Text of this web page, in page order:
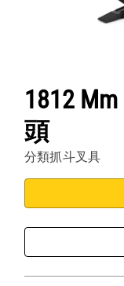
1812
頭
分類抓斗叉具